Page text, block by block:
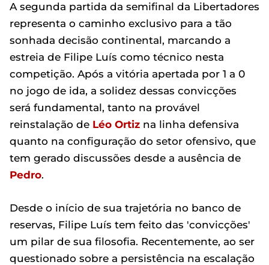
A segunda partida da semifinal da Libertadores
representa o caminho exclusivo para a tão
sonhada decisão continental, marcando a
estreia de Filipe Luís como técnico nesta
competição. Após a vitória apertada por 1 a 0
no jogo de ida, a solidez dessas convicções
será fundamental, tanto na provável
reinstalação de Léo Ortiz na linha defensiva
quanto na configuração do setor ofensivo, que
tem gerado discussões desde a ausência de
Pedro.
Desde o início de sua trajetória no banco de
reservas, Filipe Luís tem feito das 'convicções'
um pilar de sua filosofia. Recentemente, ao ser
questionado sobre a persistência na escalação